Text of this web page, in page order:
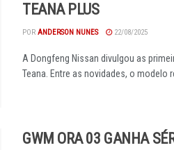
TEANA PLUS
POR ANDERSON NUNES 22/08/2025
A Dongfeng Nissan divulgou as
Teana. Entre as novidades, o modelo
GWM ORA 03 GANHA